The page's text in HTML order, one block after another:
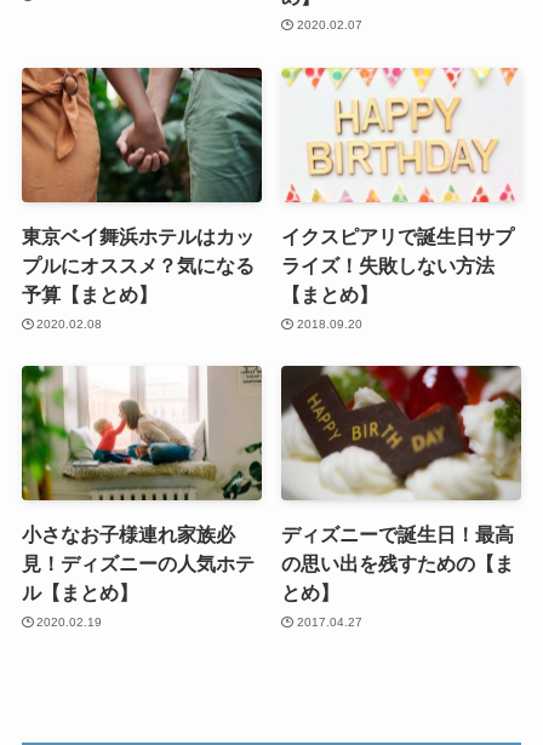
2020.02.07
東京ベイ舞浜ホテルはカッ
プルにオススメ？気になる
予算【まとめ】
2020.02.08
イクスピアリで誕生日サプ
ライズ！失敗しない方法
【まとめ】
2018.09.20
小さなお子様連れ家族必
見！ディズニーの人気ホテ
ル【まとめ】
2020.02.19
ディズニーで誕生日！最高
の思い出を残すための【ま
とめ】
2017.04.27